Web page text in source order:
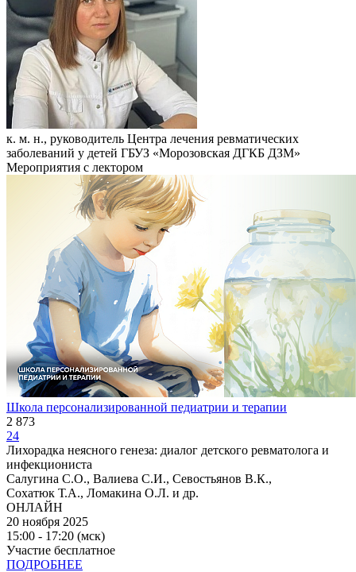
к. м. н., руководитель Центра лечения ревматических
заболеваний у детей ГБУЗ «Морозовская ДГКБ ДЗМ»
Мероприятия с лектором
Школа персонализированной педиатрии и терапии
2 873
24
Лихорадка неясного генеза: диалог детского ревматолога и
инфекциониста
Салугина С.О., Валиева С.И., Севостьянов В.К.,
Сохатюк Т.А., Ломакина О.Л. и др.
ОНЛАЙН
20 ноября 2025
15:00 - 17:20 (мск)
Участие бесплатное
ПОДРОБНЕЕ